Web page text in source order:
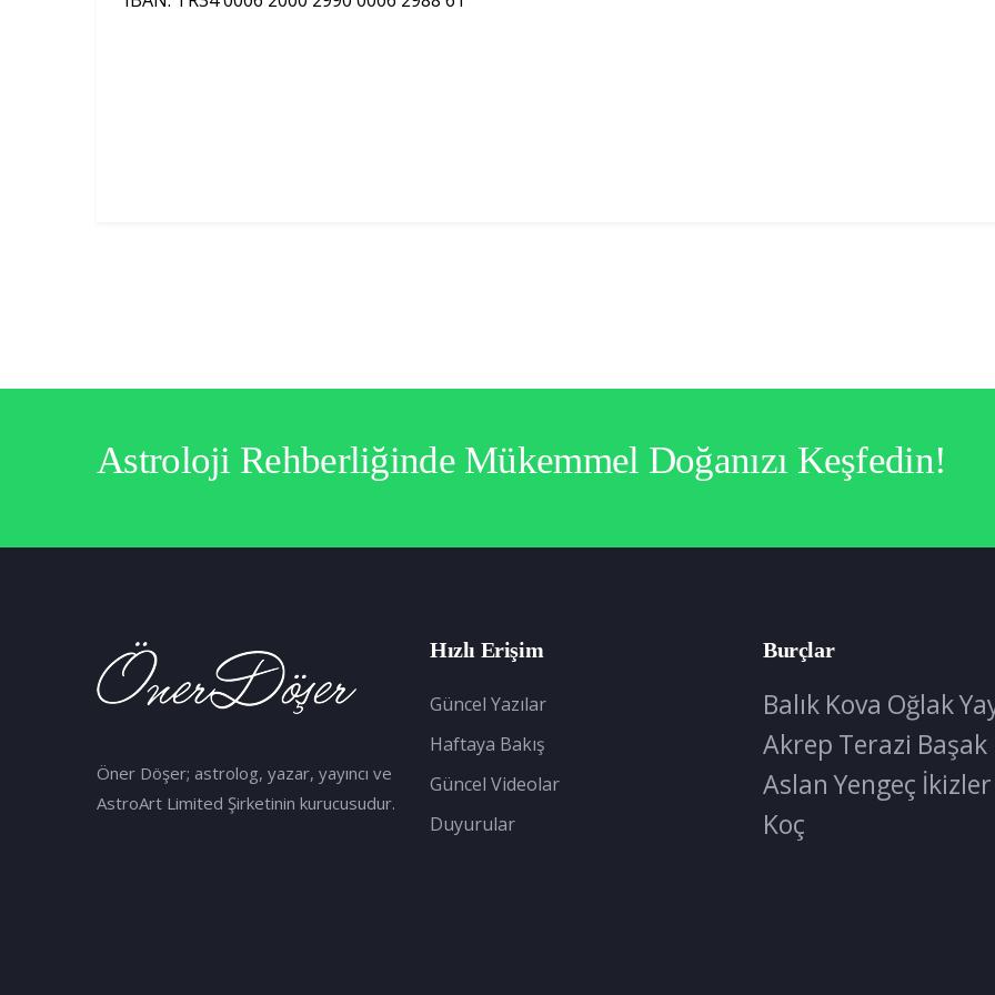
Astroloji Rehberliğinde Mükemmel Doğanızı Keşfedin!
Öner Döşer; astrolog, yazar, yayıncı ve
AstroArt Limited Şirketinin kurucusudur.
Hızlı Erişim
Güncel Yazılar
Haftaya Bakış
Güncel Videolar
Duyurular
Burçlar
Balık Kova Oğlak
Akrep Terazi Başak
Aslan Yengeç İkizler
Koç